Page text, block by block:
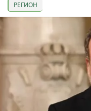
РЕГИОН